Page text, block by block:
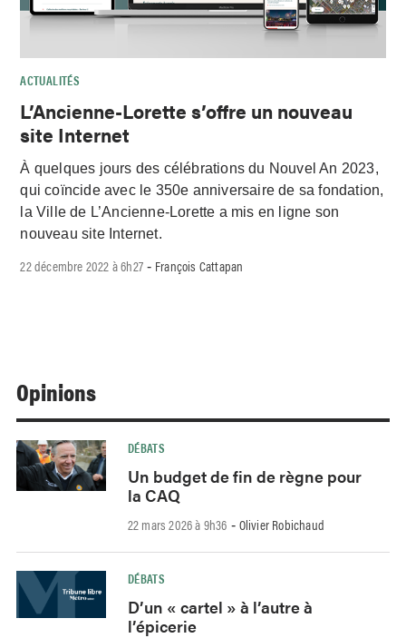
ACTUALITÉS
L’Ancienne-Lorette s’offre un nouveau
site Internet
À quelques jours des célébrations du Nouvel An 2023,
qui coïncide avec le 350e anniversaire de sa fondation,
la Ville de L’Ancienne-Lorette a mis en ligne son
nouveau site Internet.
22 décembre 2022 à 6h27 - François Cattapan
Opinions
DÉBATS
Un budget de fin de règne pour
la CAQ
22 mars 2026 à 9h36 - Olivier Robichaud
DÉBATS
D’un « cartel » à l’autre à
l’épicerie